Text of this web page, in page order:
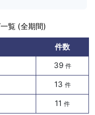
覧 (全期間)
件数
39 件
13 件
11 件